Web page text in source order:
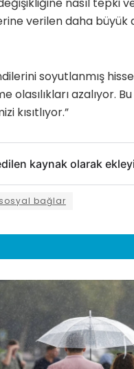
nasıl tepki
verilen daha
soyutlanmış
azalıyor.
kısıtlıyor.”
kaynak olarak
sosyal bağlar